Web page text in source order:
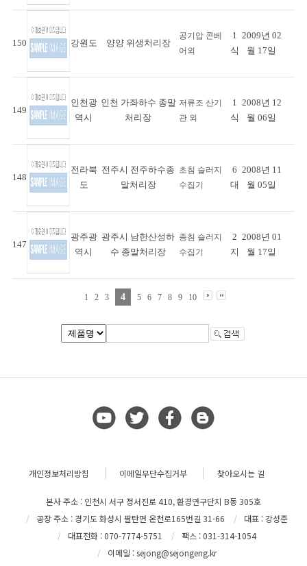
150 강원도 양양 위생처리장
공기압 콘베
어외
1
식
2009년 02
월 17일
149
인천광
역시
인천 가좌하수 종말
처리장
저류조 산기
관 외
1
식
2008년 12
월 06일
148
전라북
도
전주시 전주하수종
말처리장
초침 슬러지
수집기
6
대
2008년 11
월 05일
147
광주광
역시
광주시 남한산성하
수 종말처리장
종침 슬러지
수집기
2
지
2008년 01
월 17일
1 2 3 4 5 6 7 8 9 10
개인정보처리방침 이메일무단수집거부 찾아오시는 길
본사 주소 : 인천시 서구 정서진로 410, 환경연구단지 B동 305호
공장 주소 : 경기도 화성시 팔탄면 온천로165번길 31-66
대표 : 강성준
대표전화 : 070-7774-5751
팩스 : 031-314-1054
이메일 : sejong@sejongeng.kr